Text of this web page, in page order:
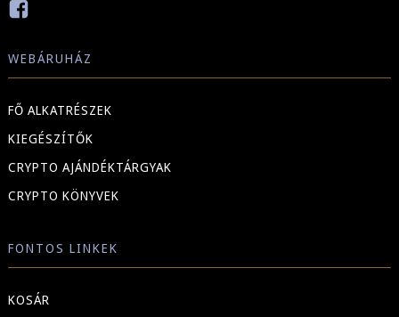
WEBÁRUHÁZ
FŐ ALKATRÉSZEK
KIEGÉSZÍTŐK
CRYPTO AJÁNDÉKTÁRGYAK
CRYPTO KÖNYVEK
FONTOS LINKEK
KOSÁR